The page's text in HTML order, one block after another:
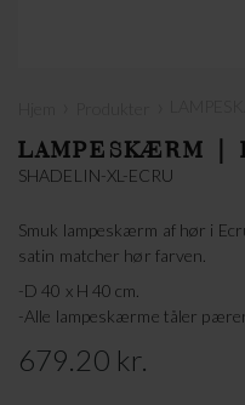
LAMPESKÆRM |
SHADELIN-XL-ECRU
Smuk lampeskærm af hør i
satin matcher hør farven.
-D 40 x H 40 cm.
-Alle lampeskærme tåler
679.20 kr.